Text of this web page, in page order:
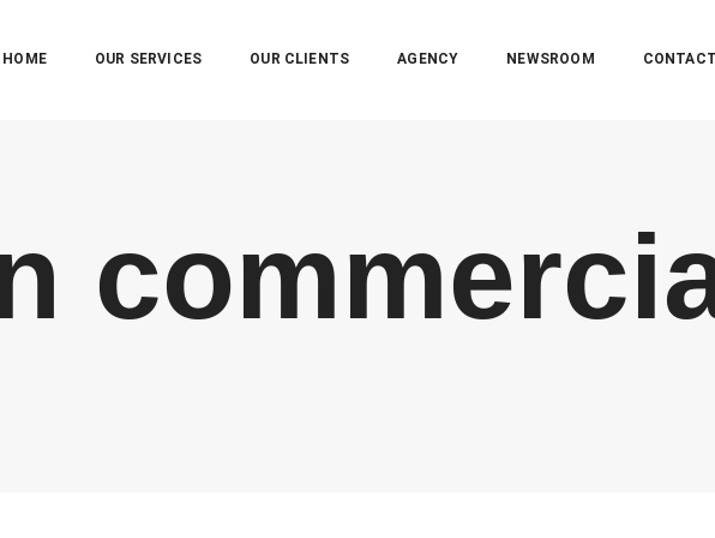
HOME OUR SERVICES OUR CLIENTS AGENCY NEWSROOM CONTACT